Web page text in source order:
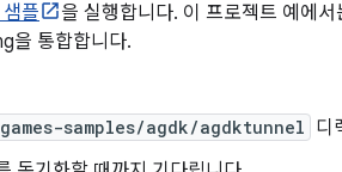
플
을 실행합니다. 이 프로젝트 예에
을 통합합니다.
samples/agdk/agdktunnel 디